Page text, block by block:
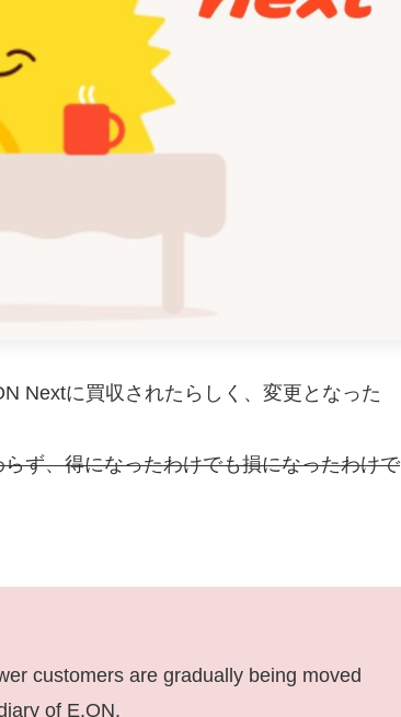
Nextに買収されたらしく、変更となった
ず、得になったわけでも損になったわけで
customers are gradually being moved
of E.ON.